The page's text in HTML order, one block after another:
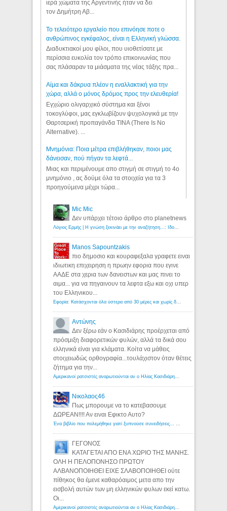
ιερά χώματα της Αργεντινής ήταν να δει
τον Δημήτρη Αβ...
Το τελειότερο εργαλείο που επινόησε ποτε ο
ανθρώπινος εγκέφαλος, είναι η Ελληνική γλώσσα.
Διαδυκτιακοί μου φίλοι, που υιοθετίσατε με
περίσσια ευκολία τον τρόπο επικοινωνίας που
σας πλάσαραν τα μιάσματα της νέας τάξης πρα...
Αίμα και δάκρυα πλέον η εναλλακτική για την
χώρα, αλλά ο μόνος δρόμος προς την ελευθερία!
Εγχώριο ολιγαρχικό σύστημα και ξένοι
τοκογλύφοι, μας εγκλωβίζουν ψυχολογικά με την
Θαρτσερική προπαγάνδα TINA (There Is No
Alternative). ...
Μνημόνια: Ποια μέτρα επιβλήθηκαν, ποιοι μας
δάνεισαν, πού πήγαν τα λεφτά...
Μιας και περιμένουμε απο στιγμή σε στιγμή το 4ο
μνημόνιο , ας δούμε όλα τα στοιχεία για τα 3
προηγούμενα μέχρι τώρα...
Mic Mic
Δεν υπάρχει τέτοιο άρθρο στο planetnews
Λόγιος Ερμής | Η γνώση ξεκινάει με την αναζήτηση...: Ιδού οι 18 που χρωστούν 11 δις ευρώ!
Manos Sapountzakis
πιο δημοσιο και κουραφεξαλα γραφετε ειναι
ιδιωτικη επιχειρηση η πρωην εφορια που εγινε
ΑΑΔΕ στα χερια των δανειστων και μας πινει το
αιμα... για να πηγαινουν τα λεφτα εξω και οχι υπερ
του Ελληνικου...
Εφορία: Κατάσχονται όλα ύστερα από 30 μέρες και χωρίς δικαστικές αποφάσεις - Λόγιος Ερμής
Αντώνης
Δεν ξέρω εάν ο Κασιδιάρης προέρχεται από
πρόσμιξη διαφορετικών φυλών, αλλά τα δικά σου
ελληνικά είναι για κλάματα. Κοίτα να μάθεις
στοιχειωδώς ορθογραφία...τουλάχιστον όταν θέτεις
ζήτημα για την...
Αμερικανοί ρατσιστές αναρωτιούνται αν ο Ηλίας Κασιδιάρης ανήκει στη λευκή φυλή... - Λόγιος Ερμής
Νικολαος46
Πως μπορουμε να το κατεβασουμε
ΔΩΡΕΑΝ!!!! Αν ειναι Εφικτο Αυτο?
Ένα βιβλίο που πολεμήθηκε γιατί ξυπνούσε συνειδήσεις... - Λόγιος Ερμής | Η γνώση ξεκινάει με την αναζήτηση...
ΓΕΓΟΝΟΣ
ΚΑΤΑΓΕΤΑΙ ΑΠΟ ΕΝΑ ΧΩΡΙΟ ΤΗΣ ΜΑΝΗΣ.
ΟΛΗ Η ΠΕΛΟΠΟΝΗΣΟ ΠΡΩΤΟΥ
ΑΛΒΑΝΟΠΟΙΗΘΕΙ ΕΙΧΕ ΣΛΑΒΟΠΟΙΗΘΕΙ ούτε
πίθηκος θα έμενε καθαρόαιμος μετα απο την
εισβολή αυτών των μη ελληνικών φυλων εκεί κατω.
Οι...
Αμερικανοί ρατσιστές αναρωτιούνται αν ο Ηλίας Κασιδιάρης ανήκει στη λευκή φυλή... - Λόγιος Ερμής